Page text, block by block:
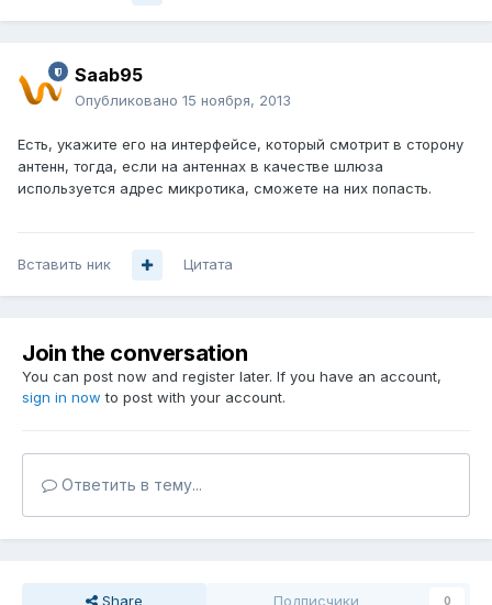
Saab95
Опубликовано 15 ноября, 2013
Есть, укажите его на интерфейсе, который смотрит в сторону
антенн, тогда, если на антеннах в качестве шлюза
используется адрес микротика, сможете на них попасть.
Вставить ник Цитата
Join the conversation
You can post now and register later. If you have an account,
sign in now to post with your account.
Ответить в тему...
Share Подписчики 0